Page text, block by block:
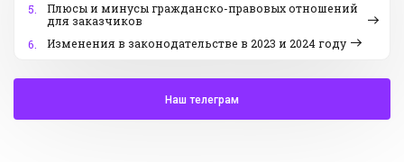
5.
Плюсы и минусы гражданско-правовых отношений
для заказчиков
6.
Изменения в законодательстве в 2023 и 2024 году
Наш телеграм